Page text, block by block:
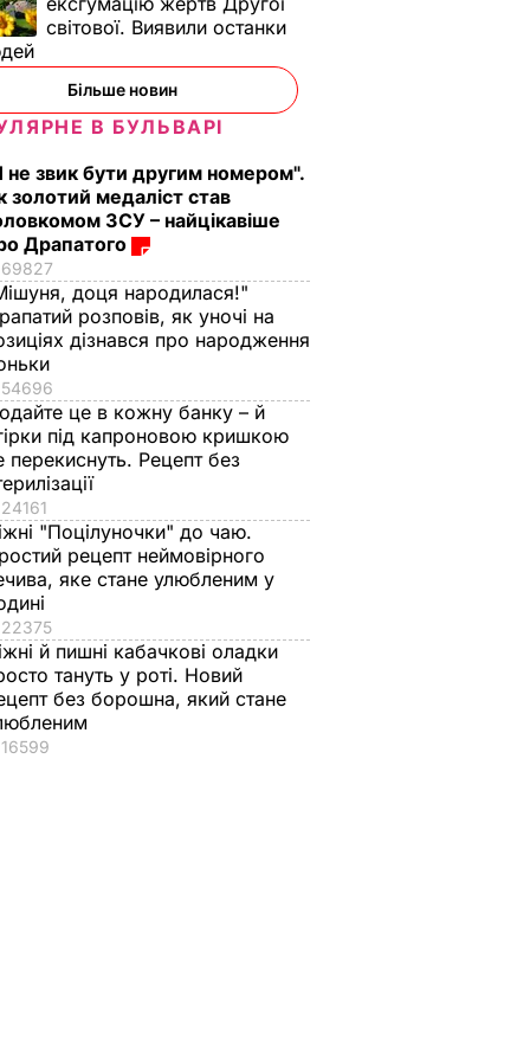
світової. Виявили останки
Більше новин
В БУЛЬВАРІ
не звик бути другим номером".
золотий медаліст став
ЗСУ – найцікавіше
Драпатого
69827
доця народилася!"
розповів, як уночі на
дізнався про народження
54696
це в кожну банку – й
під капроновою кришкою
перекиснуть. Рецепт без
24161
"Поцілуночки" до чаю.
рецепт неймовірного
яке стане улюбленим у
22375
й пишні кабачкові оладки
тануть у роті. Новий
без борошна, який стане
16599